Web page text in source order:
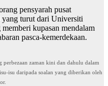
pensyarah pusat
yang turut dari Universiti
kupasan mendalam
pasca-kemerdekaan.
zaman kini dan dahulu dalam
isu daripada soalan yang diberikan oleh